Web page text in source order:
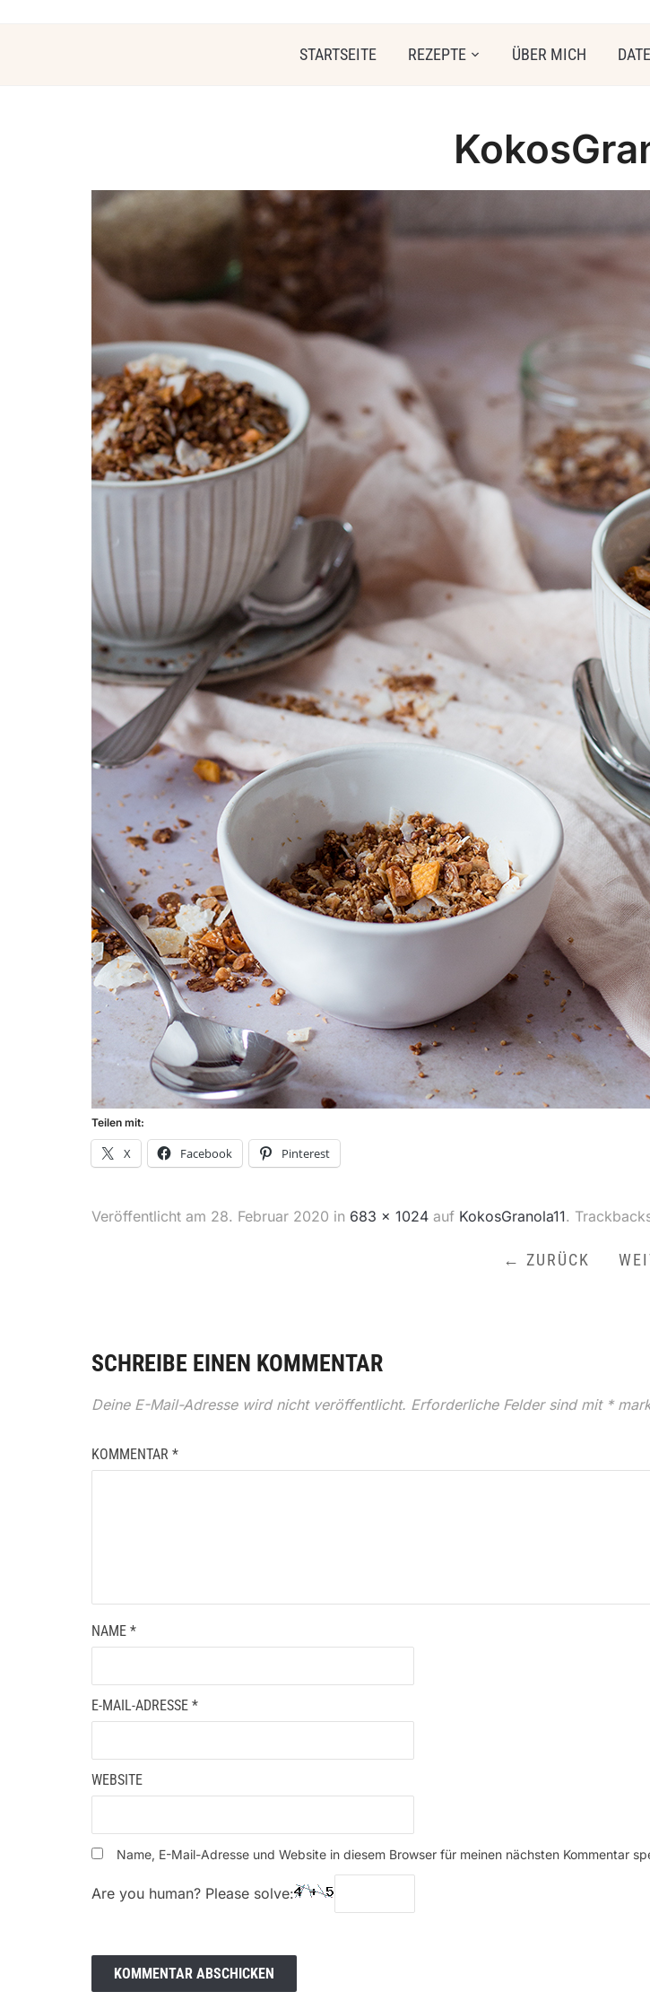
STARTSEITE REZEPTE ÜBER MICH
Teilen mit:
X Facebook Pinterest
Veröffentlicht am 28. Februar 2020 in 683 × 1024 auf KokosGranola11.
← ZURÜCK
SCHREIBE EINEN KOMMENTAR
Deine E-Mail-Adresse wird nicht veröffentlicht. Erforderliche Felder sind mit *
KOMMENTAR *
NAME *
E-MAIL-ADRESSE *
WEBSITE
Name, E-Mail-Adresse und Website in diesem Browser für meinen nächsten Kommentar
Are you human? Please solve: